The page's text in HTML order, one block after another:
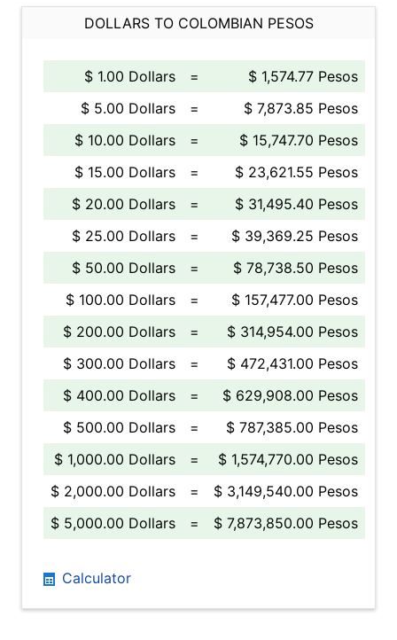
DOLLARS TO COLOMBIAN PESOS
$ 1.00 Dollars =
$ 1,574.77 Pesos
$ 5.00 Dollars
=
$ 7,873.85 Pesos
$ 10.00 Dollars
=
$ 15,747.70 Pesos
$ 15.00 Dollars
=
$ 23,621.55 Pesos
$ 20.00 Dollars
=
$ 31,495.40 Pesos
$ 25.00 Dollars
=
$ 39,369.25 Pesos
$ 50.00 Dollars
=
$ 78,738.50 Pesos
$ 100.00 Dollars
=
$ 157,477.00 Pesos
$ 200.00 Dollars
=
$ 314,954.00 Pesos
$ 300.00 Dollars
=
$ 472,431.00 Pesos
$ 400.00 Dollars
=
$ 629,908.00 Pesos
$ 500.00 Dollars
=
$ 787,385.00 Pesos
$ 1,000.00 Dollars
=
$ 1,574,770.00 Pesos
$ 2,000.00 Dollars
=
$ 3,149,540.00 Pesos
$ 5,000.00 Dollars
= $ 7,873,850.00 Pesos
Calculator